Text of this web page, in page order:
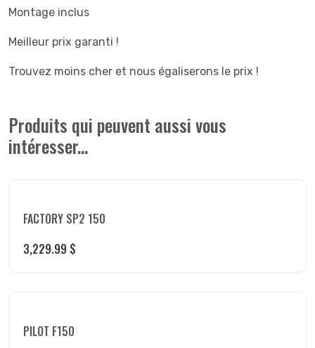
Montage inclus
Meilleur prix garanti !
Trouvez moins cher et nous égaliserons le prix !
Produits qui peuvent aussi vous
intéresser...
FACTORY SP2 150
3,229.99 $
PILOT F150